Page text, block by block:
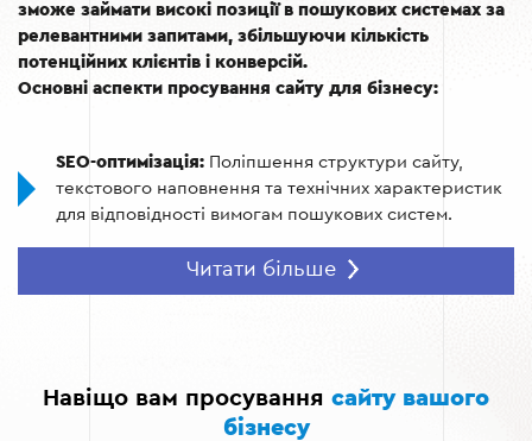
зможе займати високі позиції в пошукових системах за
релевантними запитами, збільшуючи кількість
потенційних клієнтів і конверсій.
Основні аспекти просування сайту для бізнесу:
SEO-оптимізація: Поліпшення структури сайту,
текстового наповнення та технічних характеристик
для відповідності вимогам пошукових систем.
Контент-маркетинг:
Створення якісного та
посилань та PR-кампаній для підвищення авторитету
вашого сайту в інтернеті.
Читати більше
Навіщо вам просування сайту вашого
бізнесу